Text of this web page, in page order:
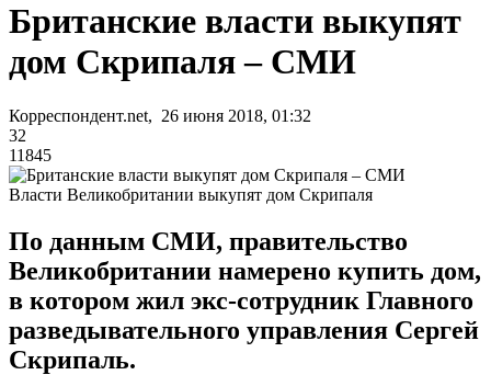
Британские власти выкупят
дом Скрипаля – СМИ
Корреспондент.net, 26 июня 2018, 01:32
32
11845
Власти Великобритании выкупят дом Скрипаля
По данным СМИ, правительство
Великобритании намерено купить дом,
в котором жил экс-сотрудник Главного
разведывательного управления Сергей
Скрипаль.